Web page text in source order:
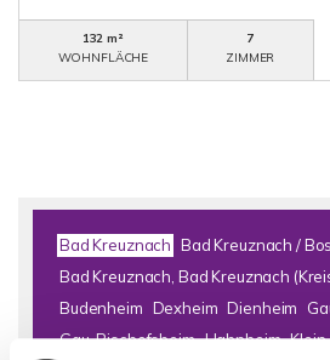
132 m²
WOHNFLÄCHE
7
ZIMMER
Bad Kreuznach Bad Kreuznach /
Bad Kreuznach, Bad Kreuznach
Budenheim Dexheim Dienheim
Gau-Bischofsheim Hahnheim